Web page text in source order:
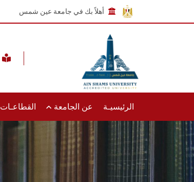
أهلاً بك في جامعة عين شمس
الرئيسيـة عن الجامعة القطاعـات